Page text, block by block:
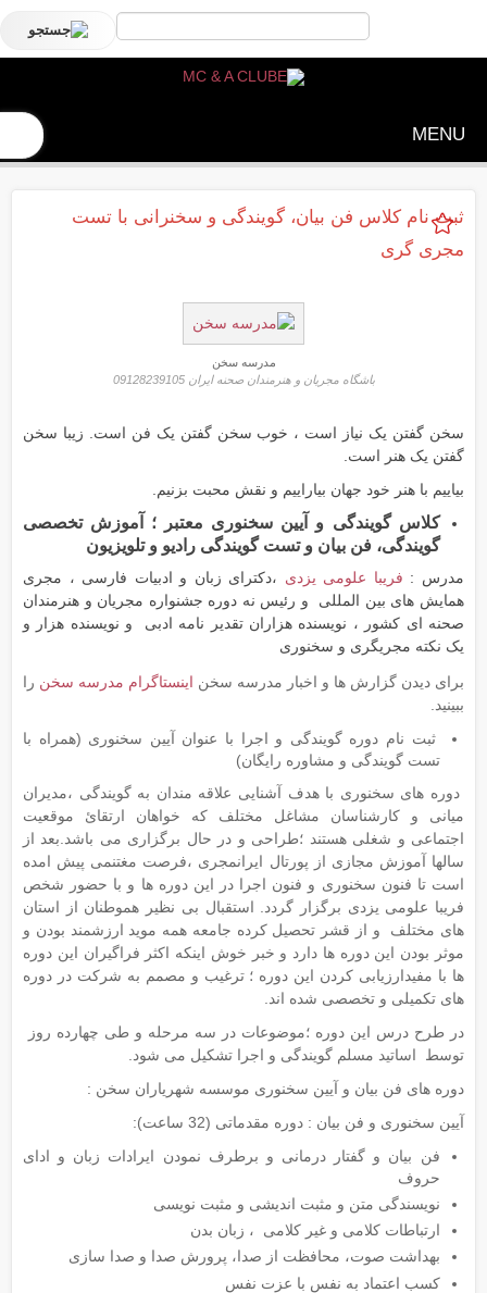
MENU
ثبت نام کلاس فن بیان، گویندگی و سخنرانی با تست
مجری گری
مدرسه سخن
باشگاه مجریان و هنرمندان صحنه ایران 09128239105
سخن گفتن یک نیاز است ، خوب سخن گفتن یک فن است. زیبا سخن
گفتن یک هنر است.
بیاییم با هنر خود جهان بیاراییم و نقش محبت بزنیم.
کلاس گویندگی و آیین سخنوری معتبر ؛ آموزش تخصصی
گویندگی، فن بیان و تست گویندگی رادیو و تلویزیون
مدرس : فریبا علومی یزدی ،دکترای زبان و ادبیات فارسی ، مجری
همایش های بین المللی و رئیس نه دوره جشنواره مجریان و هنرمندان
صحنه ای کشور ، نویسنده هزاران تقدیر نامه ادبی و نویسنده هزار و
یک نکته مجریگری و سخنوری
برای دیدن گزارش ها و اخبار مدرسه سخن اینستاگرام مدرسه سخن را
ببینید.
ثبت نام دوره گویندگی و اجرا با عنوان آیین سخنوری (همراه با
تست گویندگی و مشاوره رایگان)
دوره های سخنوری با هدف آشنایی علاقه مندان به گویندگی ،مدیران
میانی و کارشناسان مشاغل مختلف که خواهان ارتقائ موقعیت
اجتماعی و شغلی هستند ؛طراحی و در حال برگزاری می باشد.بعد از
سالها آموزش مجازی از پورتال ایرانمجری ،فرصت مغتنمی پیش امده
است تا فنون سخنوری و فنون اجرا در این دوره ها و با حضور شخص
فریبا علومی یزدی برگزار گردد. استقبال بی نظیر هموطنان از استان
های مختلف و از قشر تحصیل کرده جامعه همه موید ارزشمند بودن و
موثر بودن این دوره ها دارد و خبر خوش اینکه اکثر فراگیران این دوره
ها با مفیدارزیابی کردن این دوره ؛ ترغیب و مصمم به شرکت در دوره
های تکمیلی و تخصصی شده اند.
در طرح درس این دوره ؛موضوعات در سه مرحله و طی چهارده روز
توسط اساتید مسلم گویندگی و اجرا تشکیل می شود.
دوره های فن بیان و آیین سخنوری موسسه شهریاران سخن :
آیین سخنوری و فن بیان ​: دوره مقدماتی (32 ساعت):
فن بیان و گفتار درمانی و برطرف نمودن ایرادات زبان و ادای
حروف
نویسندگی متن و مثبت اندیشی و مثبت نویسی
ارتباطات کلامی و غیر کلامی ، زبان بدن
بهداشت صوت، محافظت از صدا، پرورش صدا و صدا سازی
کسب اعتماد به نفس با عزت نفس